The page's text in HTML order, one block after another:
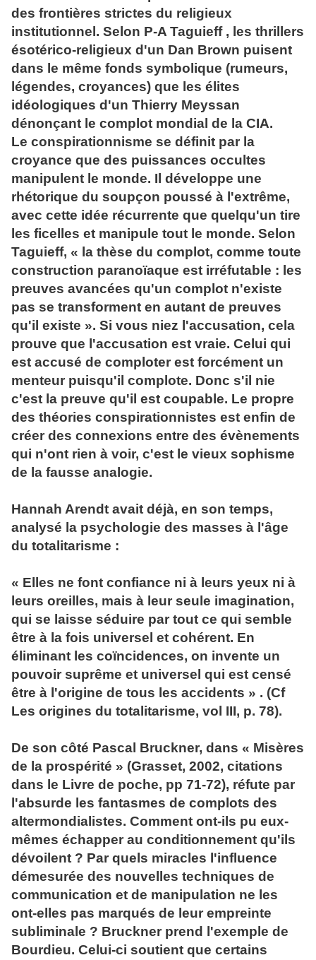
des frontières strictes du religieux
institutionnel. Selon P-A Taguieff , les thrillers
ésotérico-religieux d'un Dan Brown puisent
dans le même fonds symbolique (rumeurs,
légendes, croyances) que les élites
idéologiques d'un Thierry Meyssan
dénonçant le complot mondial de la CIA.
Le conspirationnisme se définit par la
croyance que des puissances occultes
manipulent le monde. Il développe une
rhétorique du soupçon poussé à l'extrême,
avec cette idée récurrente que quelqu'un tire
les ficelles et manipule tout le monde. Selon
Taguieff, « la thèse du complot, comme toute
construction paranoïaque est irréfutable : les
preuves avancées qu'un complot n'existe
pas se transforment en autant de preuves
qu'il existe ». Si vous niez l'accusation, cela
prouve que l'accusation est vraie. Celui qui
est accusé de comploter est forcément un
menteur puisqu'il complote. Donc s'il nie
c'est la preuve qu'il est coupable. Le propre
des théories conspirationnistes est enfin de
créer des connexions entre des évènements
qui n'ont rien à voir, c'est le vieux sophisme
de la fausse analogie.
Hannah Arendt avait déjà, en son temps,
analysé la psychologie des masses à l'âge
du totalitarisme :
« Elles ne font confiance ni à leurs yeux ni à
leurs oreilles, mais à leur seule imagination,
qui se laisse séduire par tout ce qui semble
être à la fois universel et cohérent. En
éliminant les coïncidences, on invente un
pouvoir suprême et universel qui est censé
être à l'origine de tous les accidents » . (Cf
Les origines du totalitarisme, vol III, p. 78).
De son côté Pascal Bruckner, dans « Misères
de la prospérité » (Grasset, 2002, citations
dans le Livre de poche, pp 71-72), réfute par
l'absurde les fantasmes de complots des
altermondialistes. Comment ont-ils pu eux-
mêmes échapper au conditionnement qu'ils
dévoilent ? Par quels miracles l'influence
démesurée des nouvelles techniques de
communication et de manipulation ne les
ont-elles pas marqués de leur empreinte
subliminale ? Bruckner prend l'exemple de
Bourdieu. Celui-ci soutient que certains